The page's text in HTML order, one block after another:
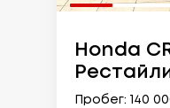
Honda
Пробег: 140